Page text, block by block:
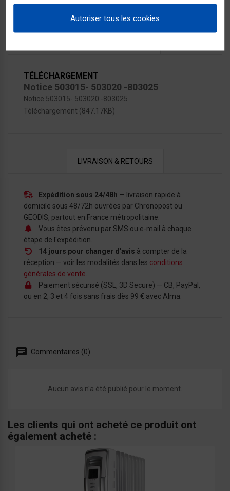
TÉLÉCHARGEMENT
Notice 503015- 503020 -803025
Notice 503015- 503020 -803025
Téléchargement (847.17KB)
LIVRAISON & RETOURS
Expédition sous 24/48h — livraison rapide à
domicile sous 48/72h ouvrées par Chronopost ou
GEODIS, partout en France métropolitaine.
Vous êtes prévenu par SMS ou e-mail à chaque
étape de l'expédition.
14 jours pour changer d'avis à compter de la
réception — voir les modalités dans les conditions
générales de vente
Paiement sécurisé (SSL, 3D Secure) — CB, PayPal,
ou en 2, 3 et 4 fois sans frais dès 99 € avec Alma.
Commentaires (0)
Aucun avis n'a été publié pour le moment.
Les clients qui ont acheté ce produit ont
également acheté :
Autoriser tous les cookies